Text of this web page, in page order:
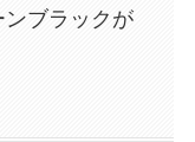
ブラックが